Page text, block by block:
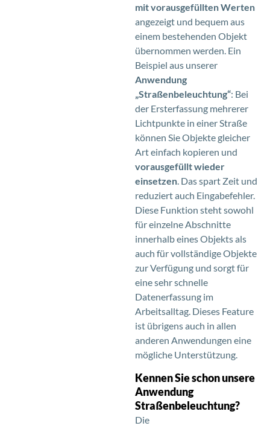
mit vorausgefüllten Werten
angezeigt und bequem aus
einem bestehenden Objekt
übernommen werden. Ein
Beispiel aus unserer
Anwendung
„Straßenbeleuchtung“: Bei
der Ersterfassung mehrerer
Lichtpunkte in einer Straße
können Sie Objekte gleicher
Art einfach kopieren und
vorausgefüllt wieder
einsetzen. Das spart Zeit und
reduziert auch Eingabefehler.
Diese Funktion steht sowohl
für einzelne Abschnitte
innerhalb eines Objekts als
auch für vollständige Objekte
zur Verfügung und sorgt für
eine sehr schnelle
Datenerfassung im
Arbeitsalltag. Dieses Feature
ist übrigens auch in allen
anderen Anwendungen eine
mögliche Unterstützung.
Kennen Sie schon unsere
Anwendung
Straßenbeleuchtung?
Die